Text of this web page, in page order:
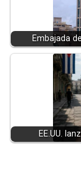
Embajada
EE.UU.